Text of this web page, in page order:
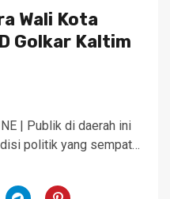
Wali Kota
Golkar Kaltim
| Publik di daerah ini
politik yang sempat…